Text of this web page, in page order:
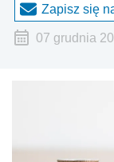
Zapisz się
07 grudnia